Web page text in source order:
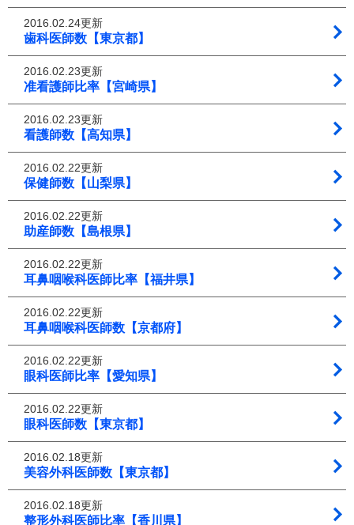
2016.02.24更新
歯科医師数【東京都】
2016.02.23更新
准看護師比率【宮崎県】
2016.02.23更新
看護師数【高知県】
2016.02.22更新
保健師数【山梨県】
2016.02.22更新
助産師数【島根県】
2016.02.22更新
耳鼻咽喉科医師比率【福井県】
2016.02.22更新
耳鼻咽喉科医師数【京都府】
2016.02.22更新
眼科医師比率【愛知県】
2016.02.22更新
眼科医師数【東京都】
2016.02.18更新
美容外科医師数【東京都】
2016.02.18更新
整形外科医師比率【香川県】